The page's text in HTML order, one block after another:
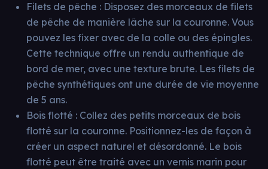
Filets de pêche : Disposez des morceaux de filets
de pêche de manière lâche sur la couronne. Vous
pouvez les fixer avec de la colle ou des épingles.
Cette technique offre un rendu authentique de
bord de mer, avec une texture brute. Les filets de
pêche synthétiques ont une durée de vie moyenne
de 5 ans.
Bois flotté : Collez des petits morceaux de bois
flotté sur la couronne. Positionnez-les de façon à
créer un aspect naturel et désordonné. Le bois
flotté peut être traité avec un vernis marin pour